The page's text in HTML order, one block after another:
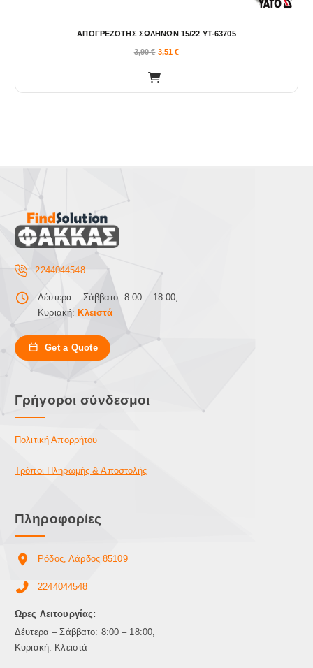
ΑΠΟΓΡΕΖΟΤΗΣ ΣΩΛΗΝΩΝ 15/22 YT-63705
3,90€ 3,51€
2244044548
Δέυτερα – Σάββατο: 8:00 – 18:00,
Κυριακή: Κλειστά
Get a Quote
Γρήγοροι σύνδεσμοι
Πολιτική Απορρήτου
Τρόποι Πληρωμής & Αποστολής
Πληροφορίες
Ρόδος, Λάρδος 85109
2244044548
Ωρες Λειτουργίας:
Δέυτερα – Σάββατο: 8:00 – 18:00,
Κυριακή: Κλειστά